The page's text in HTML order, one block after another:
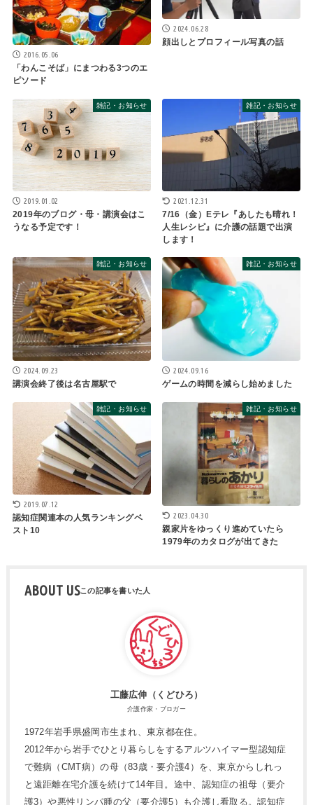
2016.05.06
「わんこそば」にまつわる3つのエ
ピソード
2024.06.28
顔出しとプロフィール写真の話
雑記・お知らせ
2019.01.02
2019年のブログ・母・講演会はこ
うなる予定です！
雑記・お知らせ
2021.12.31
7/16（金）Eテレ『あしたも晴れ！
人生レシピ』に介護の話題で出演
します！
雑記・お知らせ
2024.09.23
講演会終了後は名古屋駅で
雑記・お知らせ
2024.09.16
ゲームの時間を減らし始めました
雑記・お知らせ
2019.07.12
認知症関連本の人気ランキングベ
スト10
雑記・お知らせ
2023.04.30
親家片をゆっくり進めていたら
1979年のカタログが出てきた
ABOUT US
工藤広伸（くどひろ）
介護作家・ブロガー
1972年岩手県盛岡市生まれ、東京都在住。
2012年から岩手でひとり暮らしをするアルツハイマー型認知症
で難病（CMT病）の母（83歳・要介護4）を、東京からしれっ
と遠距離在宅介護を続けて14年目。途中、認知症の祖母（要介
護3）や悪性リンパ腫の父（要介護5）も介護し看取る。認知症